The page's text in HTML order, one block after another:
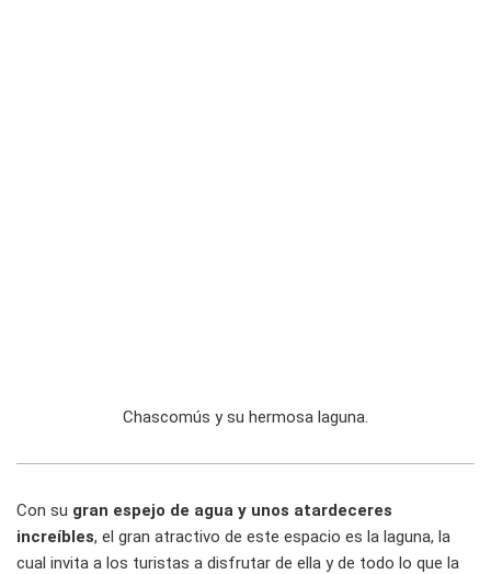
Chascomús y su hermosa laguna.
Con su gran espejo de agua y unos atardeceres
increíbles, el gran atractivo de este espacio es la laguna, la
cual invita a los turistas a disfrutar de ella y de todo lo que la